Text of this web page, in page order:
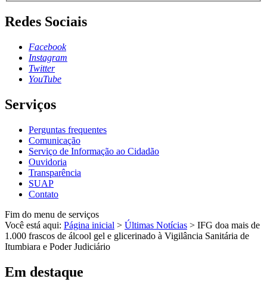
Redes Sociais
Facebook
Instagram
Twitter
YouTube
Serviços
Perguntas frequentes
Comunicação
Serviço de Informação ao Cidadão
Ouvidoria
Transparência
SUAP
Contato
Fim do menu de serviços
Você está aqui: Página inicial > Últimas Notícias > IFG doa mais de
1.000 frascos de álcool gel e glicerinado à Vigilância Sanitária de
Itumbiara e Poder Judiciário
Em destaque